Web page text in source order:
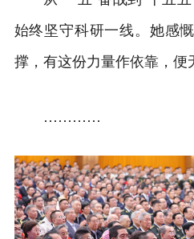
始终坚守科研一线。她感
撑，有这份力量作依靠，便
…………